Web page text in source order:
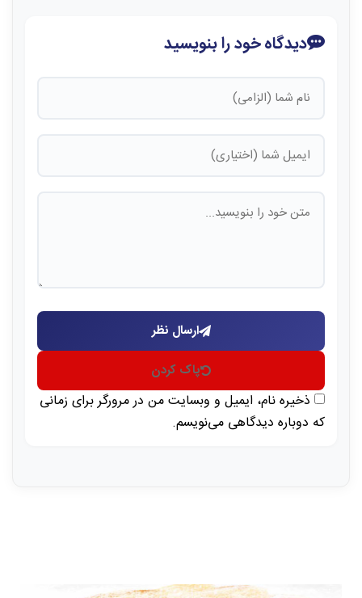
دیدگاه خود را بنویسید
ارسال نظر
پاک کردن
ذخیره نام، ایمیل و وبسایت من در مرورگر برای زمانی
که دوباره دیدگاهی می‌نویسم.